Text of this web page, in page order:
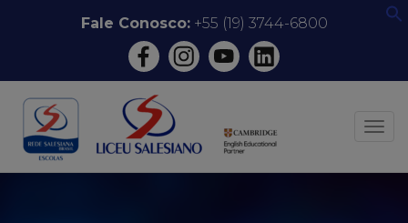
conteúdo
Fale Conosco:+55 (19) 3744-6800